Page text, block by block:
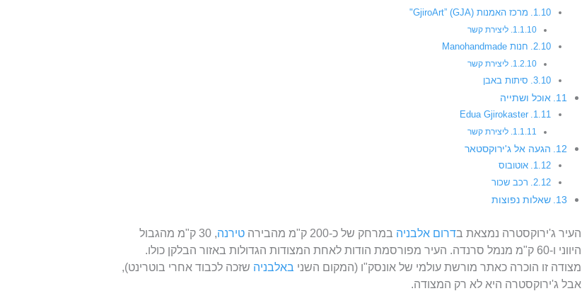
מרכז האמנות (GjiroArt” (GJA"
ליצירת קשר
חנות Manohandmade
ליצירת קשר
סיתות באבן
אוכל ושתייה
Edua Gjirokaster
ליצירת קשר
הגעה אל ג'ירוקסטאר
אוטובוס
רכב שכור
שאלות נפוצות
העיר ג'ירוקסטרה נמצאת בדרום אלבניה במרחק של כ-200 ק"מ מהבירה טירנה
, 30 ק"מ מהגבול
היווני ו-60 ק"מ מנמל סרנדה. העיר מפורסמת הודות לאחת המצודות הגדולות באזור הבלקן כולו.
מצודה זו הוכרה כאתר מורשת עולמי של אונסק"ו (המקום השני באלבניה שזכה לכבוד אחרי בוטרינט),
אבל ג'ירוקסטרה היא לא רק המצודה.